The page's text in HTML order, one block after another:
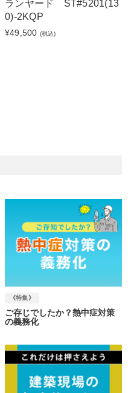
ランヤード ST#5201(13
0)-2KQP
¥49,500 (税込)
《特集》
ご存じでしたか？熱中症対策
の義務化